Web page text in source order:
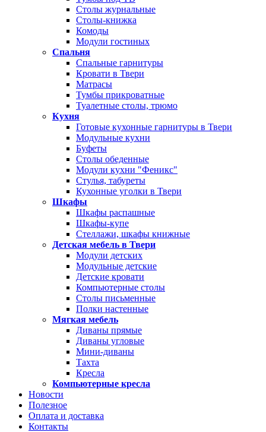
Столы журнальные
Столы-книжка
Комоды
Модули гостиных
Спальня
Спальные гарнитуры
Кровати в Твери
Матрасы
Тумбы прикроватные
Туалетные столы, трюмо
Кухня
Готовые кухонные гарнитуры в Твери
Модульные кухни
Буфеты
Столы обеденные
Модули кухни "Феникс"
Стулья, табуреты
Кухонные уголки в Твери
Шкафы
Шкафы распашные
Шкафы-купе
Стеллажи, шкафы книжные
Детская мебель в Твери
Модули детских
Модульные детские
Детские кровати
Компьютерные столы
Столы письменные
Полки настенные
Мягкая мебель
Диваны прямые
Диваны угловые
Мини-диваны
Тахта
Кресла
Компьютерные кресла
Новости
Полезное
Оплата и доставка
Контакты